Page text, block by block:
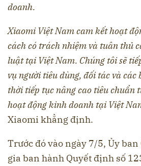
doanh.
Xiaomi Việt Nam cam kết hoạt
cách có trách nhiệm và tuân thủ
luật tại Việt Nam. Chúng tôi sẽ
vụ người tiêu dùng, đối tác và các
thời tiếp tục nâng cao tiêu chuẩn
hoạt động kinh doanh tại Việt
Xiaomi khẳng định.
Trước đó vào ngày 7/5, Ủy
gia ban hành Quyết định số